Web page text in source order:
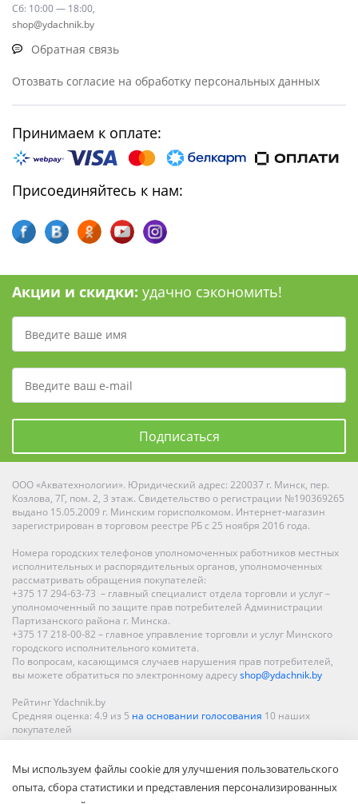
Сб: 10:00 — 18:00,
shop@ydachnik.by
Обратная связь
Отозвать согласие на обработку персональных данных
Принимаем к оплате:
Присоединяйтесь к нам:
Акции и скидки: удачно сэкономить!
Подписаться
ООО «Акватехнологии». Юридический адрес: 220037 г. Минск, пер.
Козлова, 7Г, пом. 2, 3 этаж. Свидетельство о регистрации №190369265
выдано 15.05.2009 г. Минским горисполкомом. Интернет-магазин
зарегистрирован в торговом реестре РБ с 25 ноября 2016 года.
Номера городских телефонов уполномоченных работников местных
исполнительных и распорядительных органов, уполномоченных
рассматривать обращения покупателей:
+375 17 294-63-73 – главный специалист отдела торговли и услуг –
уполномоченный по защите прав потребителей Администрации
Партизанского района г. Минска.
+375 17 218-00-82 – главное управление торговли и услуг Минского
городского исполнительного комитета.
По вопросам, касающимся случаев нарушения прав потребителей,
вы можете обратиться по электронному адресуshop@ydachnik.by
Рейтинг Ydachnik.by
Средняя оценка: 4.9 из 5 на основании голосования 10 наших
покупателей
Гродно, Могилеве, Бобруйске, Барановичах, Молодечно,
Новополоцке, Пинске, Солигорске. При заказе в интернет-магазине
доставка осуществляется по всей Беларуси.
Мы используем файлы cookie для улучшения пользовательского
опыта, сбора статистики и представления персонализированных